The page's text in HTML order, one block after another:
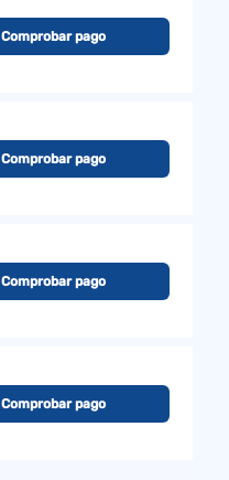
Comprobar pago
Comprobar pago
Comprobar pago
Comprobar pago